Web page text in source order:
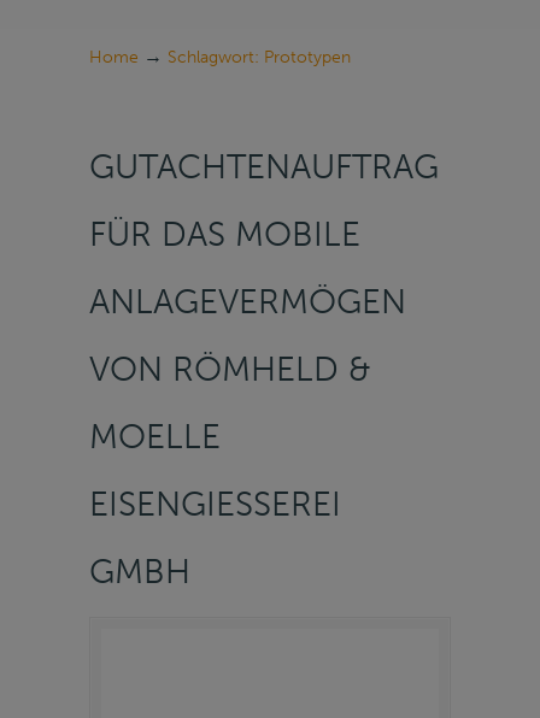
Home → Schlagwort: Prototypen
GUTACHTENAUFTRAG
FÜR DAS MOBILE
ANLAGEVERMÖGEN
VON RÖMHELD &
MOELLE
EISENGIESSEREI G
MBH